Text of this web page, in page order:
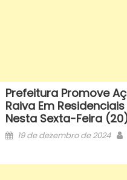
Prefeitura Promove
Raiva Em
Nesta Sexta-Feira
Posted
19 de dezembro de 2024